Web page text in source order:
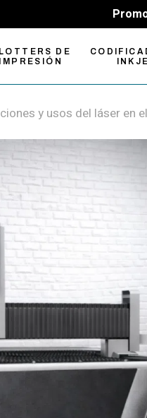
DE
IMPRESIÓN
de
UV-LED
de
y Corte
de Corte
y usos del láser en